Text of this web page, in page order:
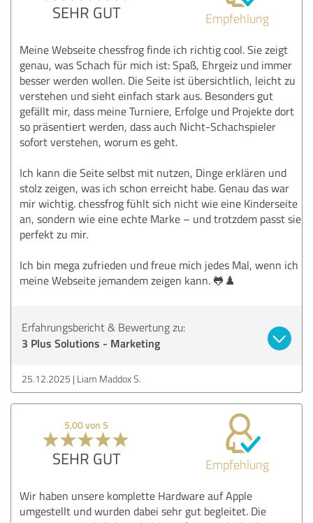
SEHR GUT Empfehlung
Meine Webseite chessfrog finde ich richtig cool. Sie zeigt
genau, was Schach für mich ist: Spaß, Ehrgeiz und immer
besser werden wollen. Die Seite ist übersichtlich, leicht zu
verstehen und sieht einfach stark aus. Besonders gut
gefällt mir, dass meine Turniere, Erfolge und Projekte dort
so präsentiert werden, dass auch Nicht-Schachspieler
sofort verstehen, worum es geht.
Ich kann die Seite selbst mit nutzen, Dinge erklären und
stolz zeigen, was ich schon erreicht habe. Genau das war
mir wichtig. chessfrog fühlt sich nicht wie eine Kinderseite
an, sondern wie eine echte Marke – und trotzdem passt sie
perfekt zu mir.
Ich bin mega zufrieden und freue mich jedes Mal, wenn ich
meine Webseite jemandem zeigen kann. 🐸♟️
Erfahrungsbericht & Bewertung zu:
3 Plus Solutions - Marketing
25.12.2025 Liam Maddox S.
5,00 von 5
SEHR GUT Empfehlung
Wir haben unsere komplette Hardware auf Apple
umgestellt und wurden dabei sehr gut begleitet. Die